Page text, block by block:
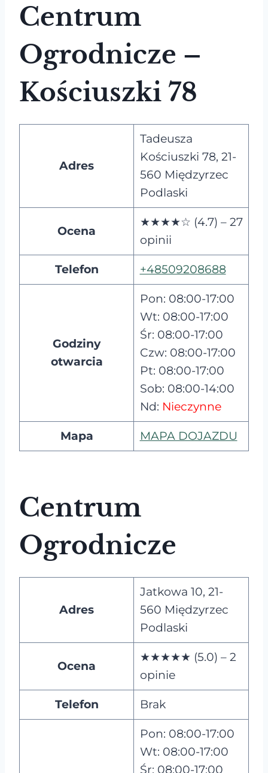
Centrum
Ogrodnicze –
Kościuszki 78
Adres
Tadeusza
Kościuszki 78, 21-
560 Międzyrzec
Podlaski
Ocena
★★★★☆ (4.7) – 27
opinii
Telefon +48509208688
Godziny
otwarcia
Pon: 08:00-17:00
Wt: 08:00-17:00
Śr: 08:00-17:00
Czw: 08:00-17:00
Pt: 08:00-17:00
Sob: 08:00-14:00
Nd: Nieczynne
Mapa MAPA DOJAZDU
Centrum
Ogrodnicze
Adres
Jatkowa 10, 21-
560 Międzyrzec
Podlaski
Ocena
★★★★★ (5.0) – 2
opinie
Telefon Brak
Pon: 08:00-17:00
Wt: 08:00-17:00
Śr: 08:00-17:00